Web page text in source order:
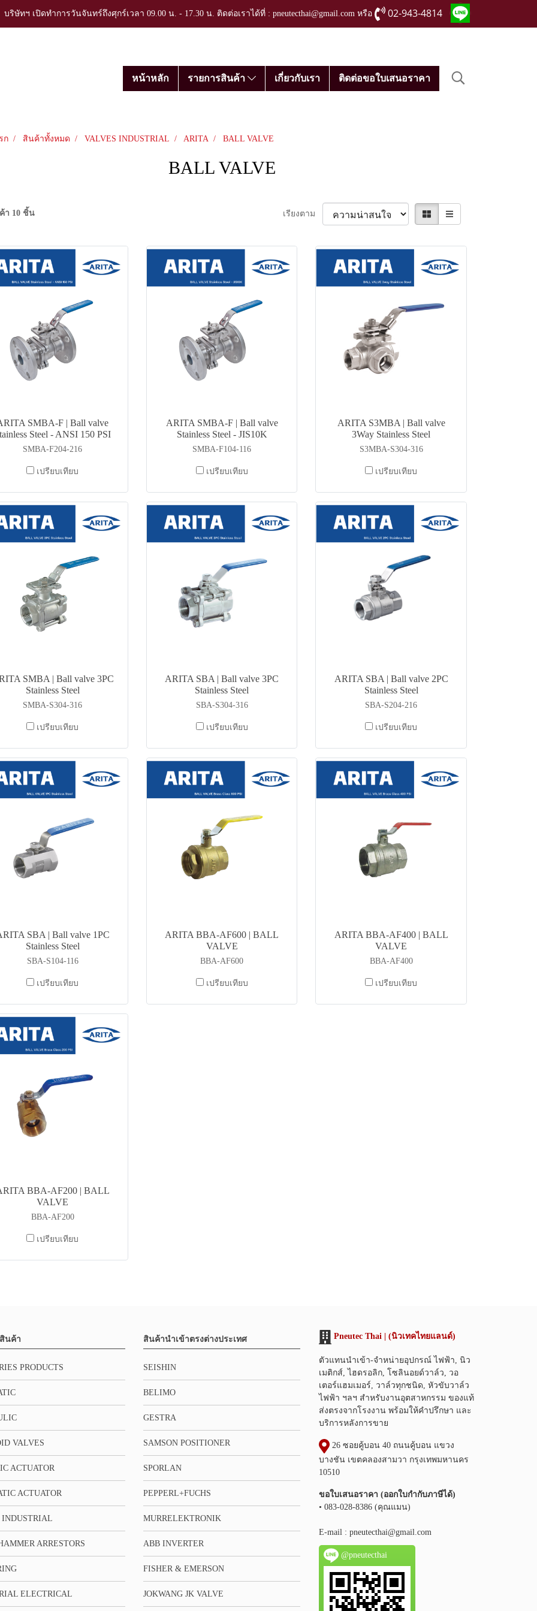
บริษัทฯ เปิดทำการวันจันทร์ถึงศุกร์เวลา 09.00 น. - 17.30 น. ติดต่อเราได้ที่ : pneutecthai@gmail.com หรือ 02-943-4814
หน้าหลัก รายการสินค้า เกี่ยวกับเรา ติดต่อขอใบเสนอราคา
ก สินค้าทั้งหมด VALVES INDUSTRIAL ARITA BALL VALVE
BALL VALVE
า 10 ชิ้น เรียงตาม
SMBA-F | Ball valve
Steel - ANSI 150 PSI
SMBA-F204-216
เปรียบเทียบ
ARITA SMBA-F | Ball valve
Stainless Steel - JIS10K
SMBA-F104-116
เปรียบเทียบ
ARITA S3MBA | Ball valve
3Way Stainless Steel
S3MBA-S304-316
เปรียบเทียบ
SMBA | Ball valve 3PC
Stainless Steel
SMBA-S304-316
เปรียบเทียบ
ARITA SBA | Ball valve 3PC
Stainless Steel
SBA-S304-316
เปรียบเทียบ
ARITA SBA | Ball valve 2PC
Stainless Steel
SBA-S204-216
เปรียบเทียบ
SBA | Ball valve 1PC
Stainless Steel
SBA-S104-116
เปรียบเทียบ
ARITA BBA-AF600 | BALL
VALVE
BBA-AF600
เปรียบเทียบ
ARITA BBA-AF400 | BALL
VALVE
BBA-AF400
เปรียบเทียบ
BBA-AF200 | BALL
VALVE
BBA-AF200
เปรียบเทียบ
นค้า
PRODUCTS
VALVES
ACTUATOR
ACTUATOR
INDUSTRIAL
ARRESTORS
ELECTRICAL
สินค้านำเข้าตรงต่างประเทศ
SEISHIN
BELIMO
GESTRA
SAMSON POSITIONER
SPORLAN
PEPPERL+FUCHS
MURRELEKTRONIK
ABB INVERTER
FISHER & EMERSON
JOKWANG JK VALVE
Pneutec Thai | (นิวเทคไทยแลนด์)
ตัวแทนนำเข้า-จำหน่ายอุปกรณ์ ไฟฟ้า, นิว
เมติกส์, ไฮดรอลิก, โซลินอยด์วาล์ว, วอ
เตอร์แฮมเมอร์, วาล์วทุกชนิด, หัวขับวาล์ว
ไฟฟ้า ฯลฯ สำหรับงานอุตสาหกรรม ของแท้
ส่งตรงจากโรงงาน พร้อมให้คำปรึกษา และ
บริการหลังการขาย
26 ซอยคู้บอน 40 ถนนคู้บอน แขวง
บางชัน เขตคลองสามวา กรุงเทพมหานคร
10510
ขอใบเสนอราคา (ออกใบกำกับภาษีได้)
• 083-028-8386 (คุณแมน)
E-mail : pneutecthai@gmail.com
@pneutecthai